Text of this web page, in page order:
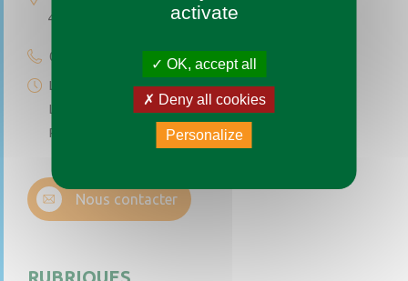
49170 Saint-Augustin-des-Bois
02 41 77 04 49
Lundi au vendredi de 9h à 12h
Le premier et troisième samedi du mois de 9h à 12h
Permanence téléphonique de 14h à 17h (sauf samedi)
Nous contacter
RUBRIQUES
activate
OK, accept all
Deny all cookies
Personalize